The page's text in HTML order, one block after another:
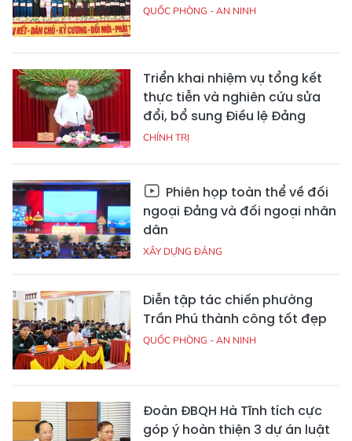
QUỐC PHÒNG - AN NINH
Triển khai nhiệm vụ tổng kết
thực tiễn và nghiên cứu sửa
đổi, bổ sung Điều lệ Đảng
CHÍNH TRỊ
Phiên họp toàn thể về đối
ngoại Đảng và đối ngoại nhân
dân
XÂY DỰNG ĐẢNG
Diễn tập tác chiến phường
Trần Phú thành công tốt đẹp
QUỐC PHÒNG - AN NINH
Đoàn ĐBQH Hà Tĩnh tích cực
góp ý hoàn thiện 3 dự án luật